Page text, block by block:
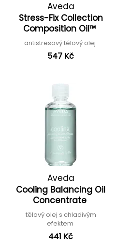
Aveda
Stress-Fix Collection
Composition Oil™
antistresový tělový olej
547 Kč
Aveda
Cooling Balancing Oil
Concentrate
tělový olej s chladivým
efektem
441 Kč